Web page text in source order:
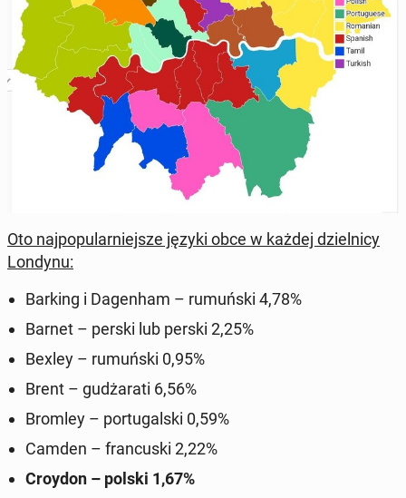
Oto na­jpop­u­larniejsze języki obce w każdej dziel­ni­cy
Londynu:
Barking i Da­gen­ham – ru­muńs­ki 4,78%
Barnet – perski lub perski 2,25%
Bexley – ru­muńs­ki 0,95%
Brent – ​​gudżarati 6,56%
Bromley – por­tu­gal­s­ki 0,59%
Camden – fran­cus­ki 2,22%
Croydon – polski 1,67%